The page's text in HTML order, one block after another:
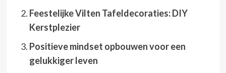
Feestelijke Vilten Tafeldecoraties: DIY
Kerstplezier
Positieve mindset opbouwen voor een
gelukkiger leven